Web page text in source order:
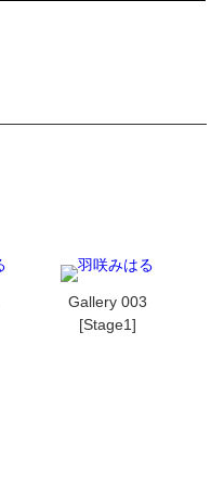
Gallery 003
[Stage1]